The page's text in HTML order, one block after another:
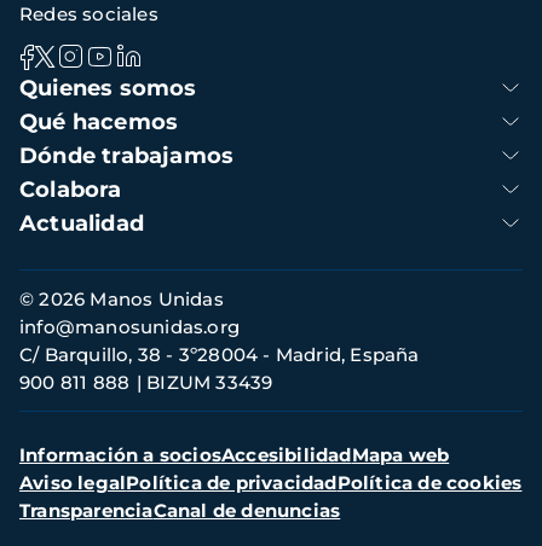
Navegación
principal
Quienes somos
Qué hacemos
Dónde trabajamos
Colabora
Actualidad
Redes sociales
Información
de
contacto
© 2026 Manos Unidas
C/ Barquillo, 38 - 3º28004 - Madrid, España
900 811 888
BIZUM 33439
info@manosunidas.org
Menú
secundario
Información a sociosAccesibilidadMapa web
Aviso legalPolítica de privacidadPolítica de cookies
TransparenciaCanal de denuncias